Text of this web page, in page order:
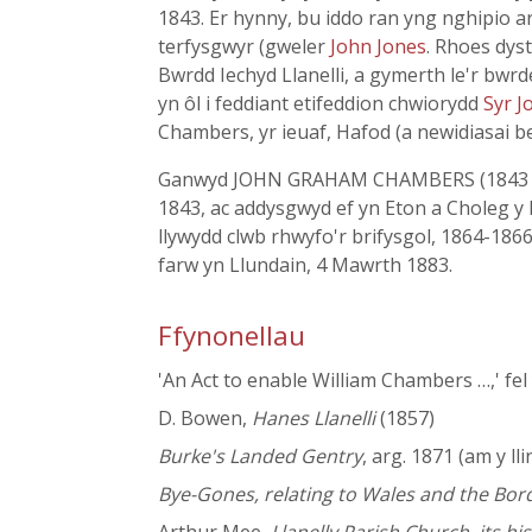
1843. Er hynny, bu iddo ran yng nghipio
terfysgwyr (gweler John Jones. Rhoes
Bwrdd Iechyd Llanelli, a gymerth le'r
yn ôl i feddiant etifeddion chwiorydd Syr
Chambers, yr ieuaf, Hafod (a newidiasai
Ganwyd JOHN GRAHAM CHAMBERS
1843, ac addysgwyd ef yn Eton a Choleg
llywydd clwb rhwyfo'r brifysgol, 1864-
farw yn Llundain, 4 Mawrth 1883.
Ffynonellau
'An Act to enable William Chambers …,'
D. Bowen, Hanes Llanelli(1857)
Burke's Landed Gentry, arg. 1871 (am y
Bye-Gones, relating to Wales and the